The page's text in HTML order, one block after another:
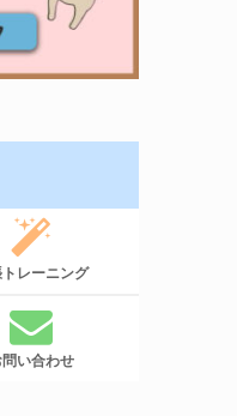
レーニング
問い合わせ